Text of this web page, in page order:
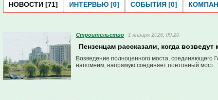
НОВОСТИ [71] ИНТЕРВЬЮ [0] СОБЫТИЯ [0]
Строительство 1 января 2026, 09:20
Пензенцам рассказали, когда
Возведение полноценного моста, соединяющего
напомним, напрямую соединяет понтонный мост.